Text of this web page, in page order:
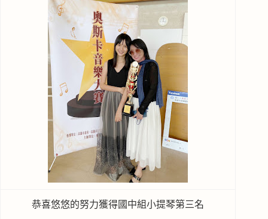
恭喜悠悠的努力獲得國中組小提琴第三名